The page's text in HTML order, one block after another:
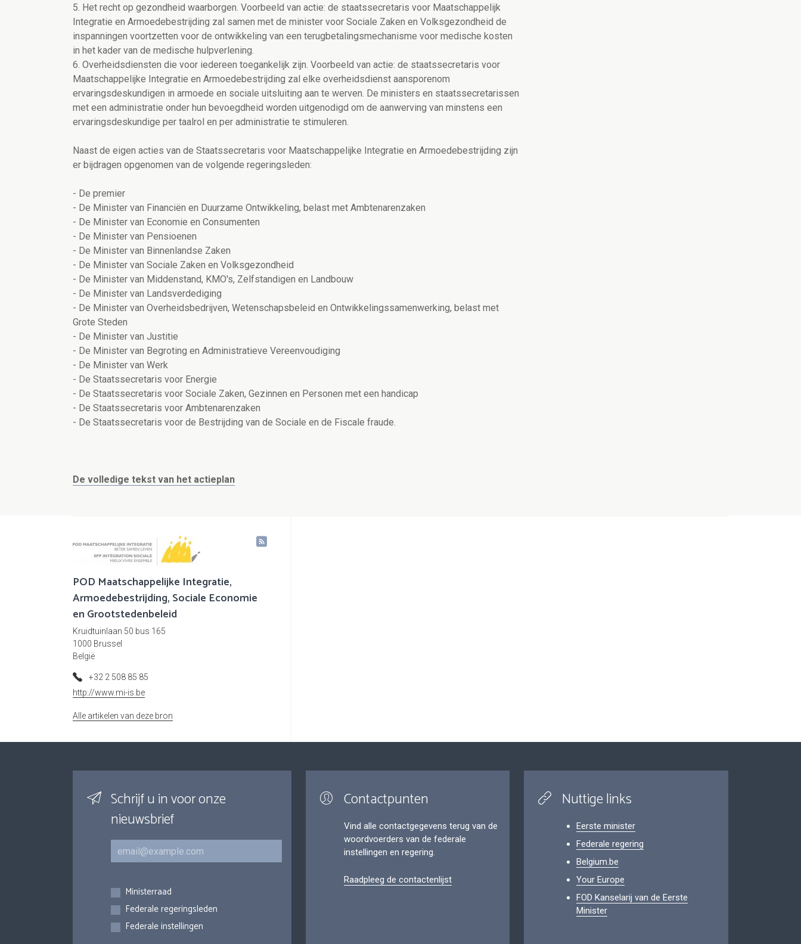
5. Het recht op gezondheid waarborgen. Voorbeeld van actie: de staatssecretaris voor Maatschappelijk
Integratie en Armoedebestrijding zal samen met de minister voor Sociale Zaken en Volksgezondheid de
inspanningen voortzetten voor de ontwikkeling van een terugbetalingsmechanisme voor medische kosten
in het kader van de medische hulpverlening.
6. Overheidsdiensten die voor iedereen toegankelijk zijn. Voorbeeld van actie: de staatssecretaris voor
Maatschappelijke Integratie en Armoedebestrijding zal elke overheidsdienst aansporenom
ervaringsdeskundigen in armoede en sociale uitsluiting aan te werven. De ministers en staatssecretarissen
met een administratie onder hun bevoegdheid worden uitgenodigd om de aanwerving van minstens een
ervaringsdeskundige per taalrol en per administratie te stimuleren.
Naast de eigen acties van de Staatssecretaris voor Maatschappelijke Integratie en Armoedebestrijding zijn
er bijdragen opgenomen van de volgende regeringsleden:
- De premier
- De Minister van Financiën en Duurzame Ontwikkeling, belast met Ambtenarenzaken
- De Minister van Economie en Consumenten
- De Minister van Pensioenen
- De Minister van Binnenlandse Zaken
- De Minister van Sociale Zaken en Volksgezondheid
- De Minister van Middenstand, KMO's, Zelfstandigen en Landbouw
- De Minister van Landsverdediging
- De Minister van Overheidsbedrijven, Wetenschapsbeleid en Ontwikkelingssamenwerking, belast met
Grote Steden
- De Minister van Justitie
- De Minister van Begroting en Administratieve Vereenvoudiging
- De Minister van Werk
- De Staatssecretaris voor Energie
- De Staatssecretaris voor Sociale Zaken, Gezinnen en Personen met een handicap
- De Staatssecretaris voor Ambtenarenzaken
- De Staatssecretaris voor de Bestrijding van de Sociale en de Fiscale fraude.
De volledige tekst van het actieplan
POD Maatschappelijke Integratie,
Armoedebestrijding, Sociale Economie
en Grootstedenbeleid
Kruidtuinlaan 50 bus 165
1000 Brussel
België
+32 2 508 85 85
http://www.mi-is.be
Alle artikelen van deze bron
Schrijf u in voor onze
nieuwsbrief
E-mail
Inschrijvingen
Ministerraad
Federale regeringsleden
Federale instellingen
Contactpunten
Vind alle contactgegevens terug van de
woordvoerders van de federale
instellingen en regering.
Raadpleeg de contactenlijst
Nuttige links
Eerste minister
Federale regering
Belgium.be
Your Europe
FOD Kanselarij van de Eerste
Minister